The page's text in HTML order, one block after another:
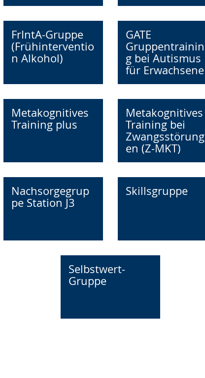
FrIntA-Gruppe
(Frühinterventio
n Alkohol)
GATE
Gruppentrainin
g bei Autismus
für Erwachsene
Metakognitives
Training plus
Metakognitives
Training bei
Zwangsstörung
en (Z-MKT)
Nachsorgegrup
pe Station J3
Skillsgruppe
Selbstwert-
Gruppe